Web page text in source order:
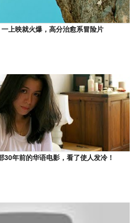
一上映就火爆，高分治愈系冒险片
30年前的华语电影，看了使人发冷！